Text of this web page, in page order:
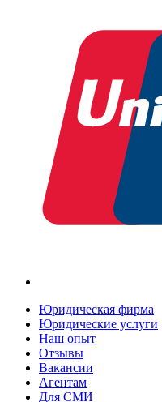
Юридическая фирма
Юридические услуги
Наш опыт
Отзывы
Вакансии
Агентам
Для СМИ